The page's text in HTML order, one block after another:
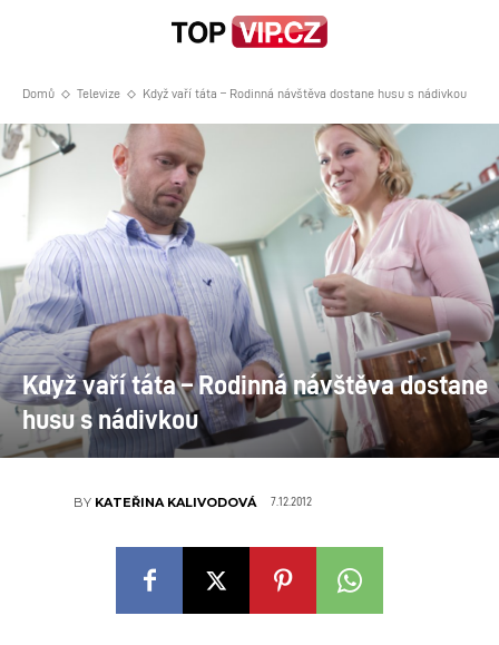
Domů Televize Když vaří táta – Rodinná návštěva dostane husu s nádivkou
Když vaří táta – Rodinná návštěva dostane
husu s nádivkou
BY KATEŘINA KALIVODOVÁ 7.12.2012